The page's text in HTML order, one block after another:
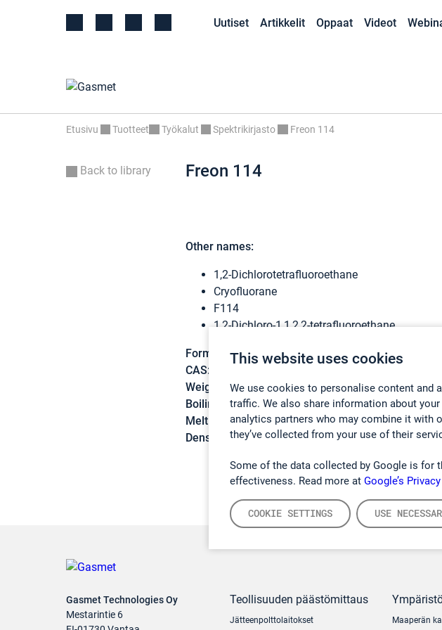
This website uses cookies
We use cookies to personalise content and
traffic. We also share information about
analytics partners who may combine it with
they’ve collected from your use of their
Some of the data collected by Google is for
effectiveness. Read more at Google’s
COOKIE SETTINGS USE
Uutiset Artikkelit Oppaat Videot
Etusivu Tuotteet Työkalut Spektrikirjasto Freon 114
Back to library Freon 114
Other names:
1,2-Dichlorotetrafluoroethane
Cryofluorane
F114
1,2-Dichloro-1,1,2,2-tetrafluoroethane
Formula:C2Cl2F4
CAS:
Weight:
170,92 g/mol
Boiling point:3,5 °C
Melting point:-94 °C
Density:
1,455 g/cm3
Gasmet Technologies Oy
Mestarintie 6
Teollisuuden päästömittaus
Jätteenpolttolaitokset
Maaperän